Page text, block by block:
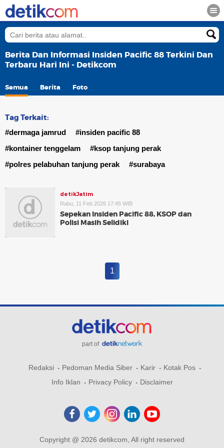
Berita Dan Informasi Insiden Pacific 88 Terkini Dan
Terbaru Hari Ini - Detikcom
Semua Berita Foto
Tag Terkait:
#dermaga jamrud
#insiden pacific 88
#kontainer tenggelam
#ksop tanjung perak
#polres pelabuhan tanjung perak
#surabaya
detikJatim
Rabu, 11 Feb 2026 17:45 WIB
Sepekan Insiden Pacific 88, KSOP dan
Polisi Masih Selidiki
1
part of
Redaksi Pedoman Media Siber Karir
Kotak Pos
Info Iklan
Privacy Policy Disclaimer
Copyright @ 2026 detikcom, All right reserved